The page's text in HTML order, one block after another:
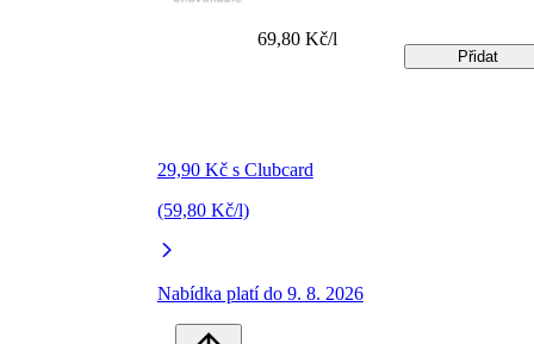
29,90 Kč s Clubcard
(59,80 Kč/l)
Nabídka platí do 9. 8. 2026
69,80 Kč/l
Přidat